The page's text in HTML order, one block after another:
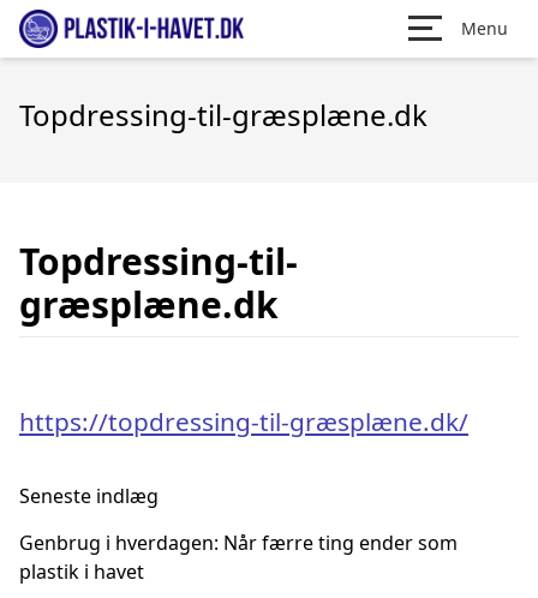
Menu
Topdressing-til-græsplæne.dk
Topdressing-til-
græsplæne.dk
https://topdressing-til-græsplæne.dk/
Seneste indlæg
Genbrug i hverdagen: Når færre ting ender som
plastik i havet